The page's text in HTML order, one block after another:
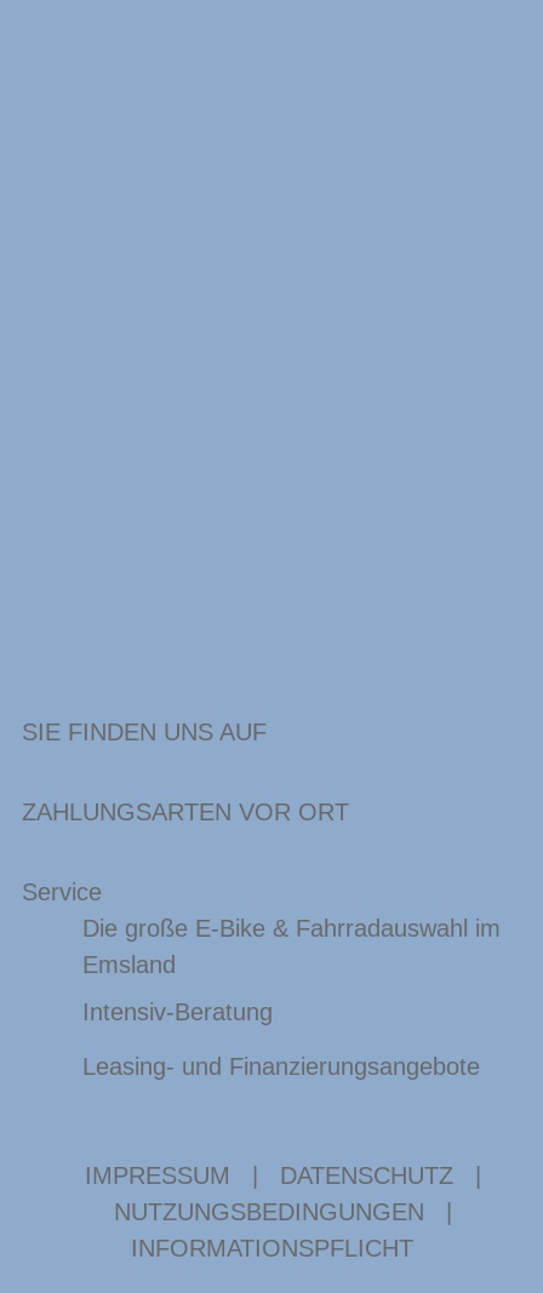
SIE FINDEN UNS AUF
ZAHLUNGSARTEN VOR ORT
Service
Die große E-Bike & Fahrradauswahl im
Emsland
Intensiv-Beratung
Leasing- und Finanzierungsangebote
IMPRESSUM DATENSCHUTZ
NUTZUNGSBEDINGUNGEN
INFORMATIONSPFLICHT